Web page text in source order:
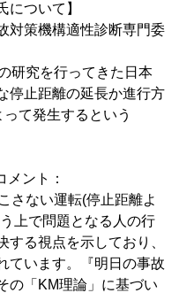
について】
対策機構適性診断専門委
研究を行ってきた日本
停止距離の延長か進行方
て発生するという
ント：
さない運転(停止距離よ
上で問題となる人の行
る視点を示しており、
ています。『明日の事故
の「KM理論」に基づい